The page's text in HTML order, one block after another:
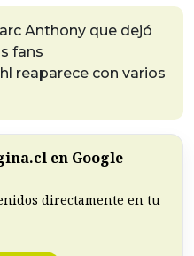
Anthony que dejó
fans
reaparece con varios
en Google
directamente en tu